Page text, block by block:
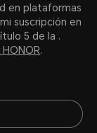
en plataformas
suscripción en
5 de la .
.